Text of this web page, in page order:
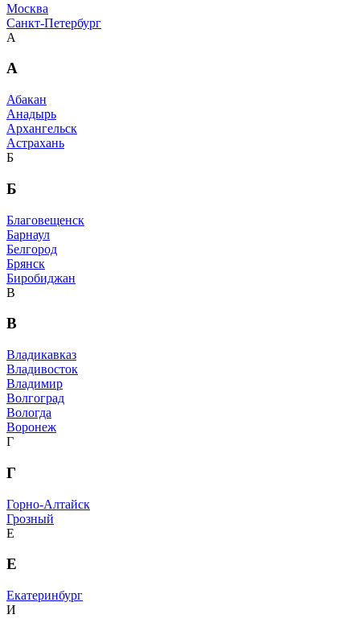
Москва
Санкт-Петербург
А
А
Абакан
Анадырь
Архангельск
Астрахань
Б
Б
Благовещенск
Барнаул
Белгород
Брянск
Биробиджан
В
В
Владикавказ
Владивосток
Владимир
Волгоград
Вологда
Воронеж
Г
Г
Горно-Алтайск
Грозный
Е
Е
Екатеринбург
И